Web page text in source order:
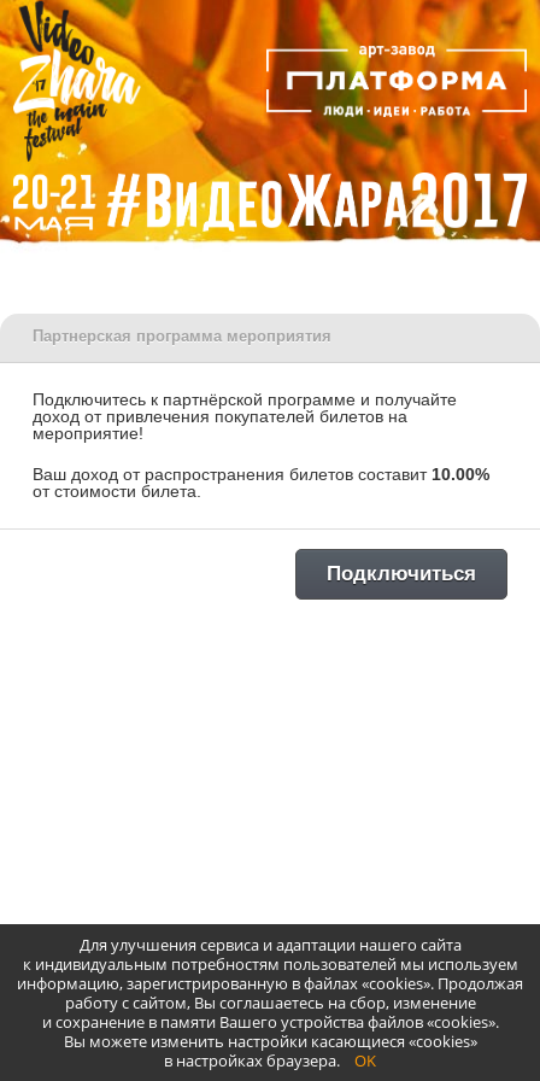
Для улучшения сервиса и адаптации нашего сайта
к индивидуальным потребностям пользователей мы используем
информацию, зарегистрированную в файлах «cookies». Продолжая
работу с сайтом, Вы соглашаетесь на сбор, изменение
и сохранение в памяти Вашего устройства файлов «cookies».
Вы можете изменить настройки касающиеся «cookies»
в настройках браузера.
OK
Партнерская программа мероприятия
Подключитесь к партнёрской программе и получайте
доход от привлечения покупателей билетов на
мероприятие!
Ваш доход от распространения билетов составит 10.00%
от стоимости билета.
Copyright © 2011–2026TicketForEvent, All rights
reserved